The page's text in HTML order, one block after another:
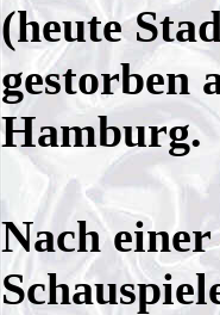
(heute
gestorben
Hamburg.
Nach